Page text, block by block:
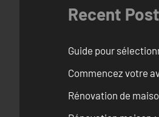
Recent
Guide pour
Commencez votre
Rénovation de